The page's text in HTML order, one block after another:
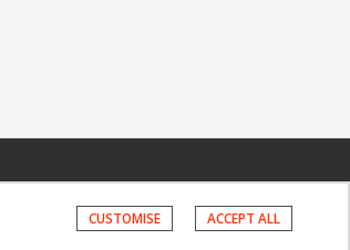
ACCEPT ALL
CUSTOMISE